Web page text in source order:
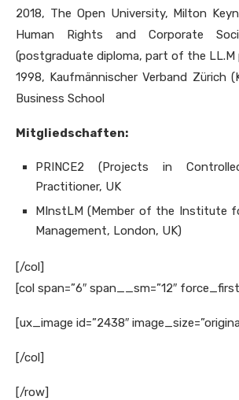
2018, The Open University, Milton
Human Rights and Corporate
(postgraduate diploma, part of the LL.M
1998, Kaufmännischer Verband Zürich
Business School
Mitgliedschaften:
PRINCE2 (Projects in
Practitioner, UK
MInstLM (Member of the Institute
Management, London, UK)
[/col]
[col span=”6″ span__sm=”12″
[ux_image id=”2438″
[/col]
[/row]